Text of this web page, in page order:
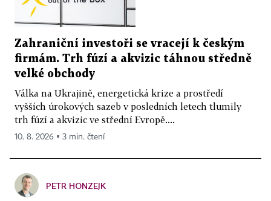
Zahraniční investoři se vracejí k českým
firmám. Trh fúzí a akvizic táhnou středně
velké obchody
Válka na Ukrajině, energetická krize a prostředí
vyšších úrokových sazeb v posledních letech tlumily
trh fúzí a akvizic ve střední Evropě....
10. 8. 2026 ▪ 3 min. čtení
PETR HONZEJK